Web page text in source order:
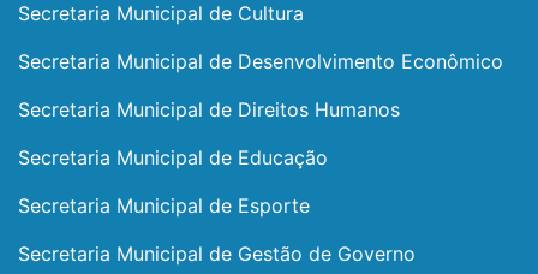
Secretaria Municipal de Cultura
Secretaria Municipal de Desenvolvimento Econômico
Secretaria Municipal de Direitos Humanos
Secretaria Municipal de Educação
Secretaria Municipal de Esporte
Secretaria Municipal de Gestão de Governo